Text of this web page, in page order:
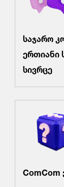
საჯარო
ერთიანი
სივრცე
ComCom